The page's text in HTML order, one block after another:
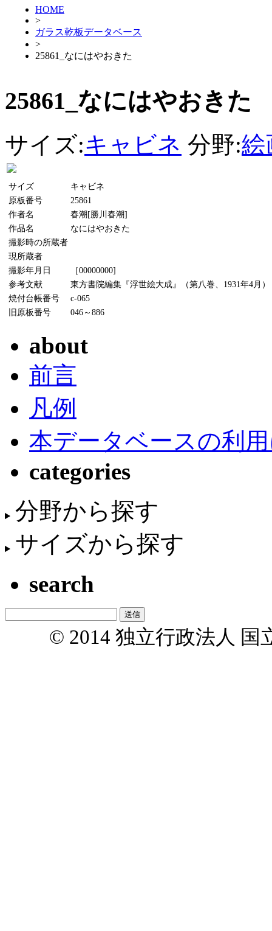
HOME
>
ガラス乾板データベース
>
25861_なにはやおきた
25861_なにはやおきた
サイズ:キャビネ 分野:絵
サイズ
キャビネ
原板番号
25861
作者名
春潮[勝川春潮]
作品名
なにはやおきた
撮影時の所蔵者
現所蔵者
撮影年月日
［00000000]
参考文献
東方書院編集『浮世絵大成』（第八巻、1931年4月）
焼付台帳番号
c-065
旧原板番号
046～886
about
前言
凡例
本データベースの利
categories
分野から探す
サイズから探す
search
© 2014 独立行政法人 国